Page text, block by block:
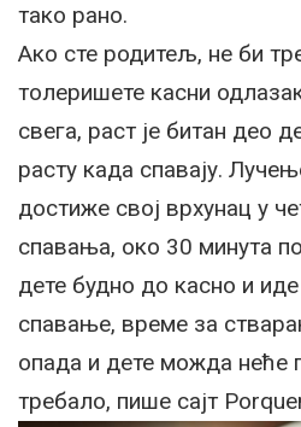
тако рано.
Ако сте родитељ, не би
толеришете касни
свега, раст је битан део
расту када спавају.
достиже свој врхунац у
спавања, око 30 минута
дете будно до касно и
спавање, време за
опада и дете можда неће
требало, пише сајт